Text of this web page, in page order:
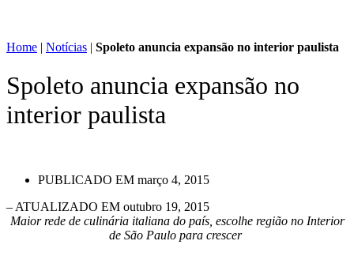
Home | Notícias | Spoleto anuncia expansão no interior paulista
Spoleto anuncia expansão no
interior paulista
PUBLICADO EM março 4, 2015
– ATUALIZADO EM outubro 19, 2015
Maior rede de culinária italiana do país, escolhe região no Interior
de São Paulo para crescer